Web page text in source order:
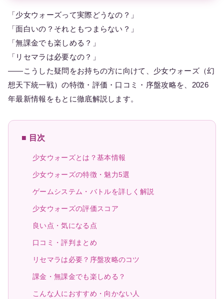
「少女ウォーズって実際どうなの？」
「面白いの？それともつまらない？」
「無課金でも楽しめる？」
「リセマラは必要なの？」
——こうした疑問をお持ちの方に向けて、少女ウォーズ（幻
想天下統一戦）の特徴・評価・口コミ・序盤攻略を、2026
年最新情報をもとに徹底解説します。
■ 目次
少女ウォーズとは？基本情報
少女ウォーズの特徴・魅力5選
ゲームシステム・バトルを詳しく解説
少女ウォーズの評価スコア
良い点・気になる点
口コミ・評判まとめ
リセマラは必要？序盤攻略のコツ
課金・無課金でも楽しめる？
こんな人におすすめ・向かない人